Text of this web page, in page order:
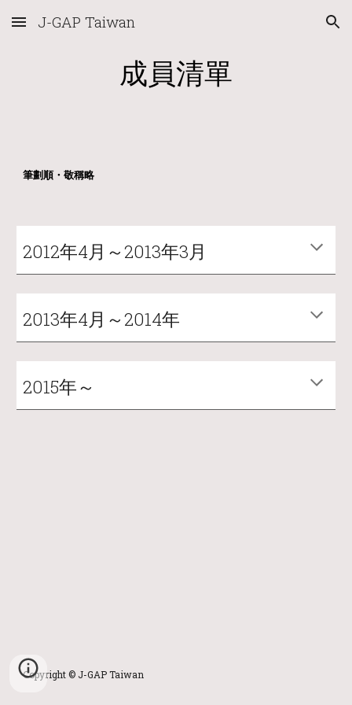
Skip to main content Skip to navigation
J-GAP Taiwan
成員清單
筆劃順・敬稱略
2012年4月～2013年3月
2013年4月～2014年
2015年～
Copyright © J-GAP Taiwan